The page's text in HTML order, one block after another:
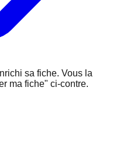
sa fiche. Vous la
ma fiche" ci-contre.